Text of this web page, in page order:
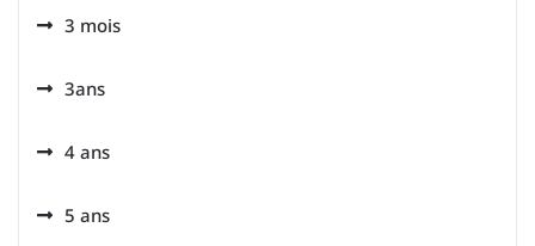
3 mois
3ans
4 ans
5 ans